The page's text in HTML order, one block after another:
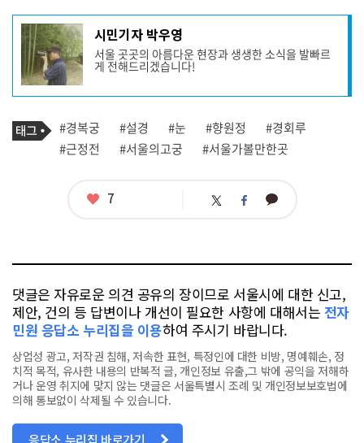
기
사
작
성
자
프
필
시민기자 박우영
서울 곳곳의 아름다운 현장과 생생한 소식을 발빠르
게 전해드리겠습니다!
기
사
관
련
태
그
#경복궁 #설경 #눈 #향원정
#경회루
#근정전
#서울의고궁 #서울가볼만한곳
좋
7 트 페 카
댓글은 자유로운 의견 공유의 장이므로 서울시에 대한 신고,
제안, 건의 등 답변이나 개선이 필요한 사항에 대해서는 전자
민원 응답소 누리집을 이용하여 주시기 바랍니다.
상업성 광고, 저작권 침해, 저속한 표현, 특정인에 대한 비방, 명예훼손, 정
치적 목적, 유사한 내용의 반복적 글, 개인정보 유출,그 밖에 공익을 저해하
거나 운영 취지에 맞지 않는 댓글은 서울특별시 조례 및 개인정보보호법에
의해 통보없이 삭제될 수 있습니다.
응답소 누리집 바로가기